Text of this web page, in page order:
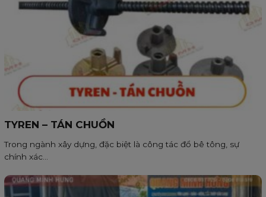
TYREN – TÁN CHUỒN
Trong ngành xây dựng, đặc biệt là công tác đổ bê tông, sự
chính xác...